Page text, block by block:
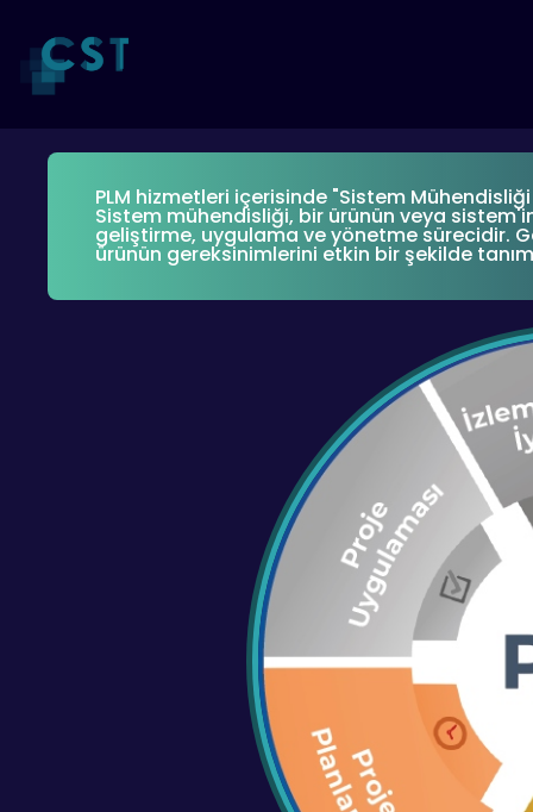
PLM hizmetleri içerisinde "Sistem
Sistem mühendisliği, bir ürünün veya
geliştirme, uygulama ve yönetme sürecidir.
ürünün gereksinimlerini etkin bir şekilde